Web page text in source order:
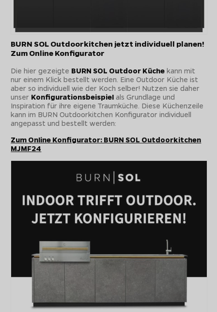
BURN SOL Outdoorkitchen jetzt individuell planen!
Zum Online Konfigurator
Die hier gezeigte BURN SOL Outdoor Küche kann mit
nur einem Klick bestellt werden. Eine Outdoor Küche ist
aber so individuell wie der Koch selber! Nutzen sie daher
unser Konfigurationsbeispiel als Grundlage und
Inspiration für ihre eigene Traumküche. Diese Küchenzeile
kann im BURN Outdoorkitchen Konfigurator individuell
angepasst und bestellt werden:
Zum Online Konfigurator: BURN SOL Outdoorkitchen
MJMF24